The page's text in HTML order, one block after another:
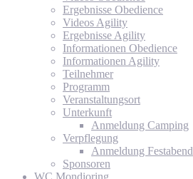
Ergebnisse Obedience
Videos Agility
Ergebnisse Agility
Informationen Obedience
Informationen Agility
Teilnehmer
Programm
Veranstaltungsort
Unterkunft
Anmeldung Camping
Verpflegung
Anmeldung Festabend
Sponsoren